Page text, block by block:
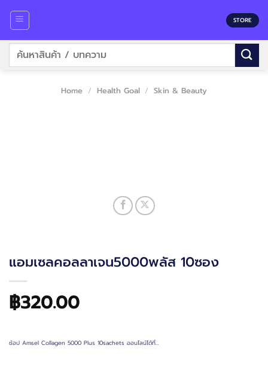
content
STORE
Search
Home / Health Goal / Skin & Beauty
แอมเซลคอลลาเจน5000พลัส 10ซอง
฿320.00
ช้อป Amsel Collagen 5000 Plus 10sachets ออนไลน์ได้ที่…